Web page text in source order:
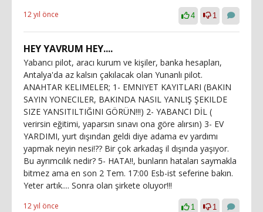
12 yıl önce 4 1
HEY YAVRUM HEY....
Yabancı pilot, aracı kurum ve kişiler, banka hesapları,
Antalya'da az kalsın çakılacak olan Yunanlı pilot.
ANAHTAR KELIMELER; 1- EMNIYET KAYITLARI (BAKIN
SAYIN YONECILER, BAKINDA NASIL YANLIŞ ŞEKILDE
SIZE YANSITILTIĞINI GÖRÜN!!!) 2- YABANCI DİL (
verirsin eğitimi, yaparsın sınavı ona göre alırsın) 3- EV
YARDIMI, yurt dışından geldi diye adama ev yardımı
yapmak neyin nesi!?? Bir çok arkadaş il dışında yaşıyor.
Bu ayrımcılık nedir? 5- HATA!!, bunların hataları saymakla
bitmez ama en son 2 Tem. 17:00 Esb-ist seferine bakın.
Yeter artık.... Sonra olan şirkete oluyor!!!
12 yıl önce 1 1